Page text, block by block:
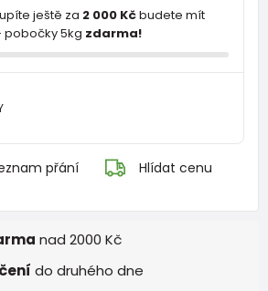
ještě za 2 000 Kčbudete mít
pobočky 5kg zdarma!
přání Hlídat cenu
nad 2000 Kč
do druhého dne